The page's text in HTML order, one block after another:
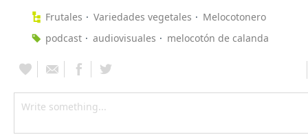
Frutales Variedades vegetales
Melocotonero
podcast
audiovisuales melocotón de calanda